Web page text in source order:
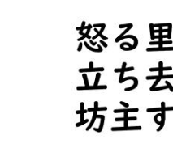
馬山そのものがご神体と考
一切禁止されている。
ちろん、標本としての植物